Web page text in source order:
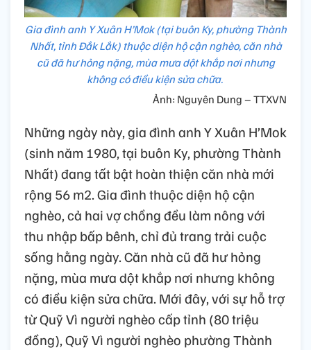
Gia đình anh Y Xuân H’Mok (tại buôn Ky, phường Thành
Nhất, tỉnh Đắk Lắk) thuộc diện hộ cận nghèo, căn nhà
cũ đã hư hỏng nặng, mùa mưa dột khắp nơi nhưng
không có điều kiện sửa chữa.
Ảnh: Nguyên Dung – TTXVN
Những ngày này, gia đình anh Y Xuân H’Mok
(sinh năm 1980, tại buôn Ky, phường Thành
Nhất) đang tất bật hoàn thiện căn nhà mới
rộng 56 m2. Gia đình thuộc diện hộ cận
nghèo, cả hai vợ chồng đều làm nông với
thu nhập bấp bênh, chỉ đủ trang trải cuộc
sống hằng ngày. Căn nhà cũ đã hư hỏng
nặng, mùa mưa dột khắp nơi nhưng không
có điều kiện sửa chữa. Mới đây, với sự hỗ trợ
từ Quỹ Vì người nghèo cấp tỉnh (80 triệu
đồng), Quỹ Vì người nghèo phường Thành